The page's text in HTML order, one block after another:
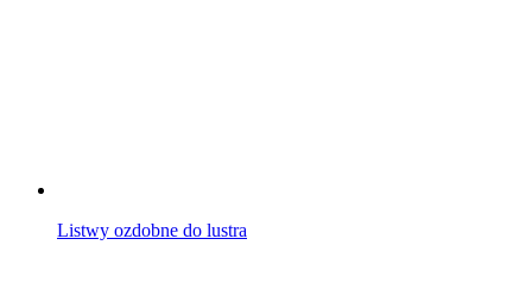
Listwy ozdobne do lustra